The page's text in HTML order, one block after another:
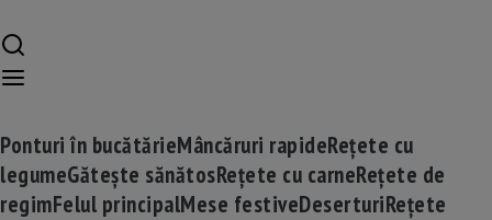
Ponturi în bucătărieMâncăruri rapideRețete cu
legumeGătește sănătosRețete cu carneRețete de
regimFelul principalMese festiveDeserturiRețete